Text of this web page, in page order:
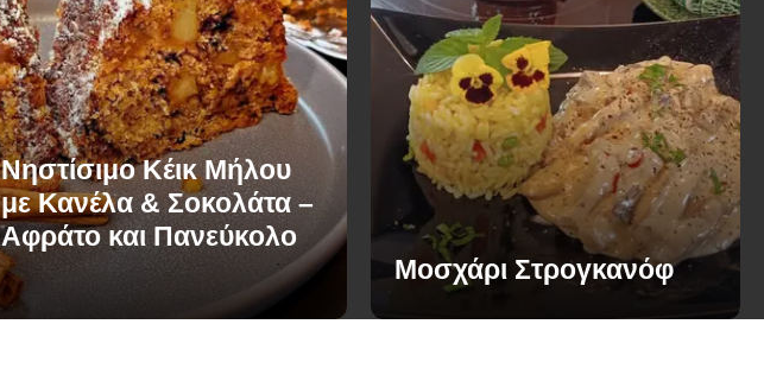
Νηστίσιμο Κέικ Μήλου
με Κανέλα & Σοκολάτα –
Αφράτο και Πανεύκολο
Μοσχάρι Στρογκανόφ